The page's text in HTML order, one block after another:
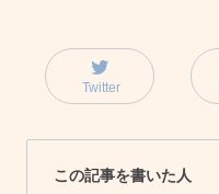
Twitter
この記事を書いた人